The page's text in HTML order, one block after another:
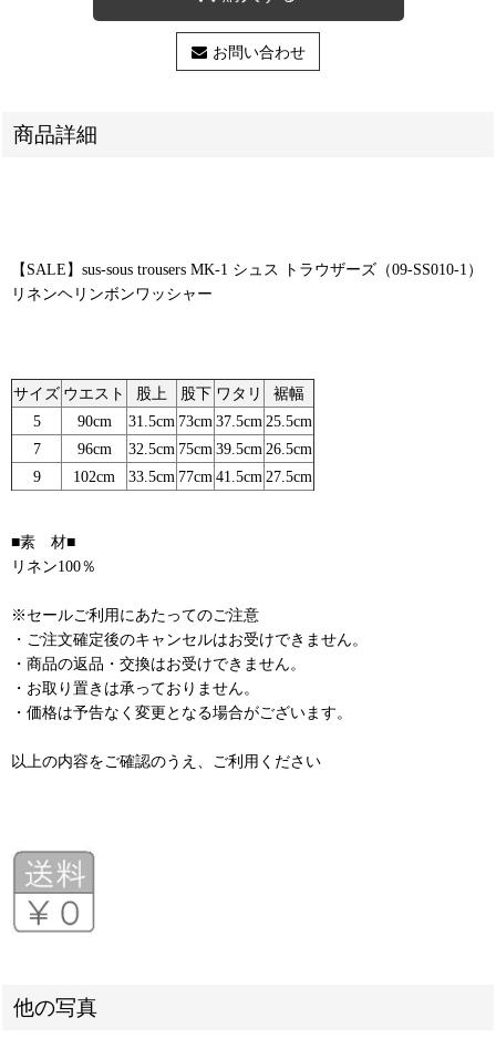
お問い合わせ
商品詳細
【SALE】sus-sous trousers MK-1 シュス トラウザーズ（09-SS010-1）
リネンヘリンボンワッシャー
サイズ ウエスト 股上 股下 ワタリ
裾幅
5
90cm 31.5cm 73cm 37.5cm 25.5cm
7
96cm 32.5cm 75cm 39.5cm 26.5cm
9
102cm 33.5cm 77cm 41.5cm 27.5cm
■素 材■
リネン100％
※セールご利用にあたってのご注意
・ご注文確定後のキャンセルはお受けできません。
・商品の返品・交換はお受けできません。
・お取り置きは承っておりません。
・価格は予告なく変更となる場合がございます。
以上の内容をご確認のうえ、ご利用ください
他の写真